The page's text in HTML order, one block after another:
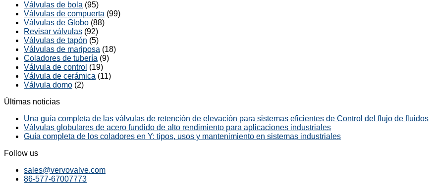
Válvulas de bola (95)
Válvulas de compuerta (99)
Válvulas de Globo (88)
Revisar válvulas (92)
Válvulas de tapón (5)
Válvulas de mariposa (18)
Coladores de tubería (9)
Válvula de control (19)
Válvula de cerámica (11)
Válvula domo (2)
Últimas noticias
Una guía completa de las válvulas de retención de elevación para sistemas eficientes de Control del flujo de fluidos
Válvulas globulares de acero fundido de alto rendimiento para aplicaciones industriales
Guía completa de los coladores en Y: tipos, usos y mantenimiento en sistemas industriales
Follow us
sales@vervovalve.com
86-577-67007773